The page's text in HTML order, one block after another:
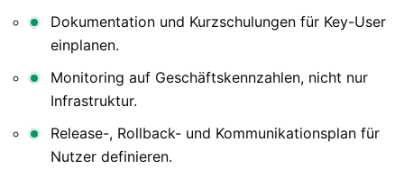
Dokumentation und Kurzschulungen für Key-User
einplanen.
Monitoring auf Geschäftskennzahlen, nicht nur
Infrastruktur.
Release-, Rollback- und Kommunikationsplan für
Nutzer definieren.